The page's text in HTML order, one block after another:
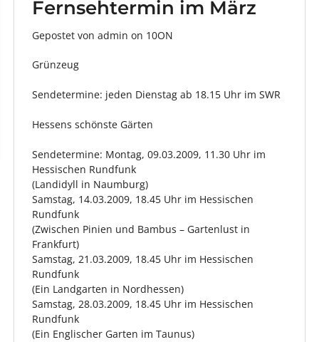
Fernsehtermin im März
Gepostet von admin on 10ON
Grünzeug
Sendetermine: jeden Dienstag ab 18.15 Uhr im SWR
Hessens schönste Gärten
Sendetermine: Montag, 09.03.2009, 11.30 Uhr im
Hessischen Rundfunk
(Landidyll in Naumburg)
Samstag, 14.03.2009, 18.45 Uhr im Hessischen
Rundfunk
(Zwischen Pinien und Bambus – Gartenlust in
Frankfurt)
Samstag, 21.03.2009, 18.45 Uhr im Hessischen
Rundfunk
(Ein Landgarten in Nordhessen)
Samstag, 28.03.2009, 18.45 Uhr im Hessischen
Rundfunk
(Ein Englischer Garten im Taunus)